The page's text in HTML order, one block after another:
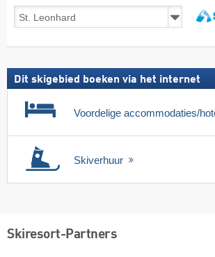
incl.
Dit skigebied boeken via het internet
Voordelige accommodaties/
Skiverhuur
Skiresort-Partners